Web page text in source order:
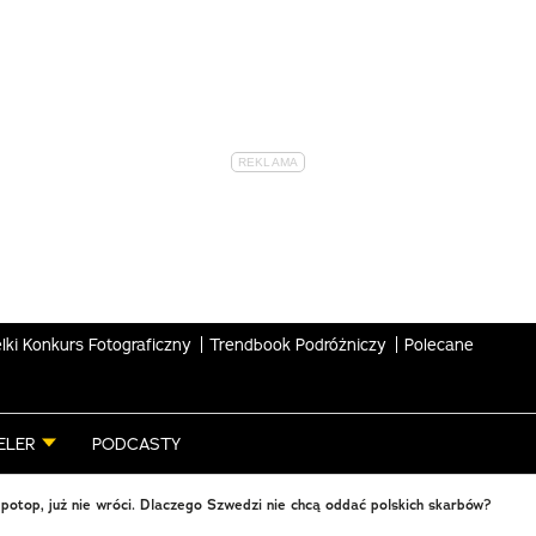
Konkurs Fotograficzny Trendbook Podróżniczy Polecane
PODCASTY
już nie wróci. Dlaczego Szwedzi nie chcą oddać polskich skarbów?